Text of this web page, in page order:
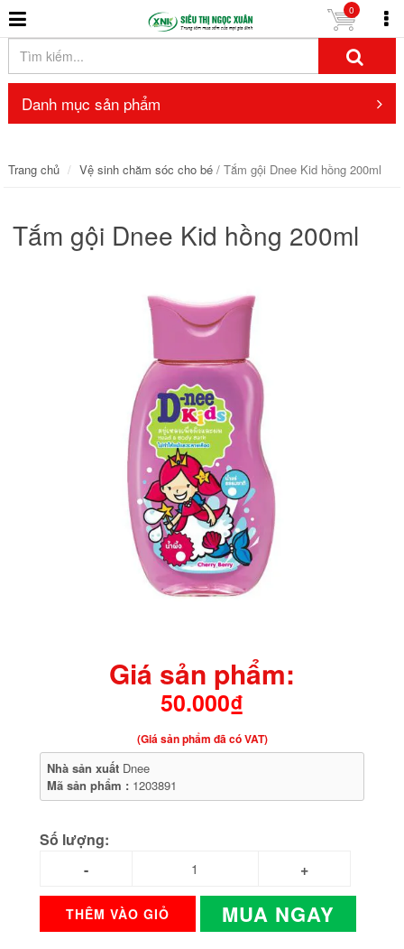
0
Danh mục sản phẩm
Trang chủ Vệ sinh chăm sóc cho bé/ Tắm gội Dnee Kid hồng 200ml
Tắm gội Dnee Kid hồng 200ml
Giá sản phẩm:
50.000₫
(Giá sản phẩm đã có VAT)
Nhà sản xuất Dnee
Mã sản phẩm : 1203891
Số lượng:
THÊM VÀO GIỎ MUA NGAY